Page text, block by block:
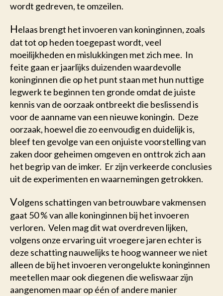
wordt gedreven, te omzeilen.
Helaas brengt het invoeren van koninginnen, zoals
dat tot op heden toegepast wordt, veel
moeilijkheden en mislukkingen met zich mee. In
feite gaan er jaarlijks duizenden waardevolle
koninginnen die op het punt staan met hun nuttige
legwerk te beginnen ten gronde omdat de juiste
kennis van de oorzaak ontbreekt die beslissend is
voor de aanname van een nieuwe koningin. Deze
oorzaak, hoewel die zo eenvoudig en duidelijk is,
bleef ten gevolge van een onjuiste voorstelling van
zaken door geheimen omgeven en onttrok zich aan
het begrip van de imker. Er zijn verkeerde conclusies
uit de experimenten en waarnemingen getrokken.
Volgens schattingen van betrouwbare vakmensen
gaat 50 % van alle koninginnen bij het invoeren
verloren. Velen mag dit wat overdreven lijken,
volgens onze ervaring uit vroegere jaren echter is
deze schatting nauwelijks te hoog wanneer we niet
alleen de bij het invoeren verongelukte koninginnen
meetellen maar ook diegenen die weliswaar zijn
aangenomen maar op één of andere manier